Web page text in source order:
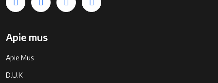
Apie mus
Apie Mus
D.U.K